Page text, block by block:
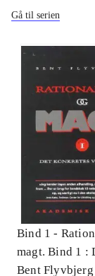
Gå til serien
Bind 1 -
magt. Bind 1 :
konkretes
Bent Flyvbjerg